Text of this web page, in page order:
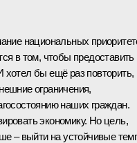
национальных
в том, чтобы предоставить
бы ещё раз повторить,
ограничения,
наших граждан.
экономику. Но цель,
– выйти на устойчивые